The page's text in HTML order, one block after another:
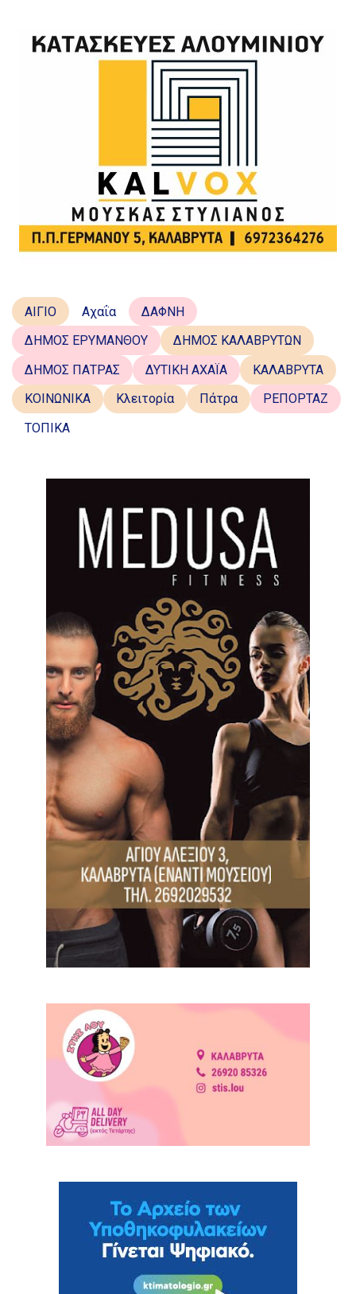
ΑΙΓΙΟ Αχαΐα
ΔΑΦΝΗ
ΔΗΜΟΣ ΕΡΥΜΑΝΘΟΥ
ΔΗΜΟΣ ΚΑΛΑΒΡΥΤΩΝ
ΔΗΜΟΣ ΠΑΤΡΑΣ
ΔΥΤΙΚΗ ΑΧΑΪΑ
ΚΑΛΑΒΡΥΤΑ
ΚΟΙΝΩΝΙΚΑ
Κλειτορία Πάτρα
ΡΕΠΟΡΤΑΖ
ΤΟΠΙΚΑ